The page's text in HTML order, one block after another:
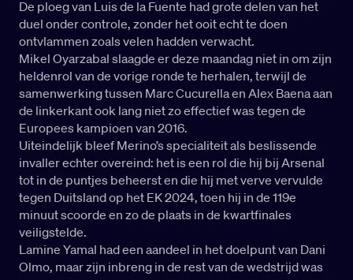
De ploeg van Luis de la Fuente had grote delen van het
duel onder controle, zonder het ooit echt te doen
ontvlammen zoals velen hadden verwacht.
Mikel Oyarzabal slaagde er deze maandag niet in om zijn
heldenrol van de vorige ronde te herhalen, terwijl de
samenwerking tussen Marc Cucurella en Alex Baena aan
de linkerkant ook lang niet zo effectief was tegen de
Europees kampioen van 2016.
Uiteindelijk bleef Merino’s specialiteit als beslissende
invaller echter overeind: het is een rol die hij bij Arsenal
tot in de puntjes beheerst en die hij met verve vervulde
tegen Duitsland op het EK 2024, toen hij in de 119e
minuut scoorde en zo de plaats in de kwartfinales
veiligstelde.
Lamine Yamal had een aandeel in het doelpunt van Dani
Olmo, maar zijn inbreng in de rest van de wedstrijd was